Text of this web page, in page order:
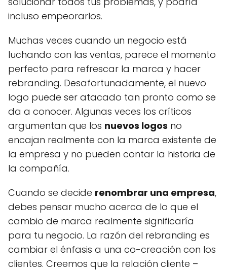
incluso empeorarlos.
Muchas veces cuando un negocio está
luchando con las ventas, parece el momento
perfecto para refrescar la marca y hacer
rebranding. Desafortunadamente, el nuevo
logo puede ser atacado tan pronto como se
da a conocer. Algunas veces los críticos
argumentan que los nuevos logos no
encajan realmente con la marca existente de
la empresa y no pueden contar la historia de
la compañía.
Cuando se decide renombrar una empresa,
debes pensar mucho acerca de lo que el
cambio de marca realmente significaría
para tu negocio. La razón del rebranding es
cambiar el énfasis a una co-creación con los
clientes. Creemos que la relación cliente –